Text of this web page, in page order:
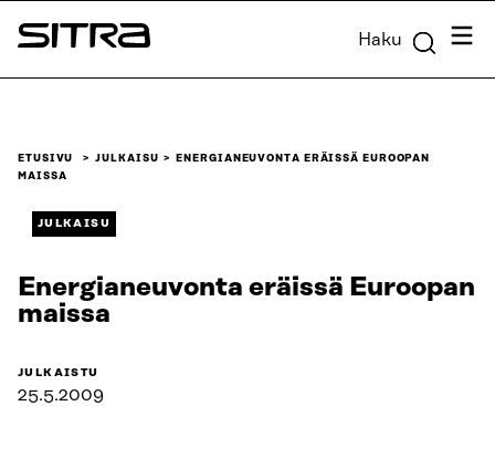
Siirry
suoraan
Sitra Haku
ETUSIVU JULKAISU
ENERGIANEUVONTA ERÄISSÄ EUROOPAN
MAISSA
JULKAISU
Energianeuvonta eräissä Euroopan
maissa
JULKAISTU
25.5.2009